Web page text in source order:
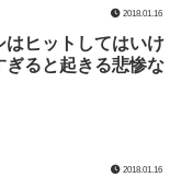
2018.01.16
はヒットしてはいけ
ぎると起きる悲惨な
2018.01.16